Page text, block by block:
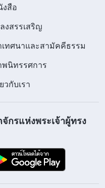
าไม่ทรงแต่งตั้งใครสัก
มันจะต้องมีข้อพิสูจน์
โมเสส และอย่างน้อย
รทูตก็รู้ว่า องค์พระเยซู
งนั้น คำอ้างว่าพระเจ้า
จะมี จะมีการทรงนำ
ญญาณบริสุทธิ์ งานของ
ได้และจะสัมฤทธิ์
ารตามพระบัญชาได้
งสือ
งสรรเสริญ
เทศนาและสามัคคีธรรม
พนิทรรศการ
วกับเรา
กรแห่งพระเจ้าผู้ทรง